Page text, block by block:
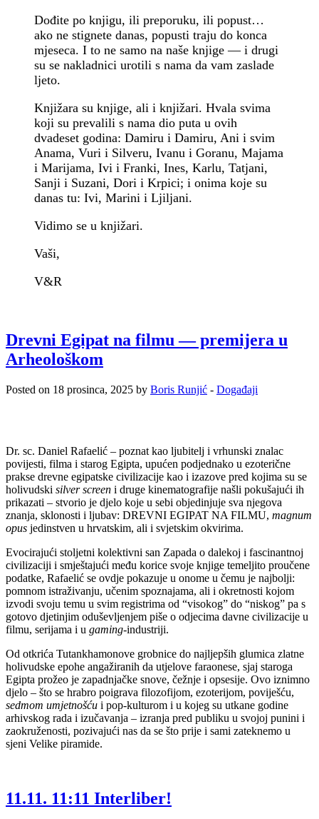
Dođite po knjigu, ili preporuku, ili popust…
ako ne stignete danas, popusti traju do konca
mjeseca. I to ne samo na naše knjige — i drugi
su se nakladnici urotili s nama da vam zaslade
ljeto.
Knjižara su knjige, ali i knjižari. Hvala svima
koji su prevalili s nama dio puta u ovih
dvadeset godina: Damiru i Damiru, Ani i svim
Anama, Vuri i Silveru, Ivanu i Goranu, Majama
i Marijama, Ivi i Franki, Ines, Karlu, Tatjani,
Sanji i Suzani, Dori i Krpici; i onima koje su
danas tu: Ivi, Marini i Ljiljani.
Vidimo se u knjižari.
Vaši,
V&R
Drevni Egipat na filmu — premijera u
Arheološkom
Posted on 18 prosinca, 2025 by Boris Runjić - Događaji
Dr. sc. Daniel Rafaelić – poznat kao ljubitelj i vrhunski znalac
povijesti, filma i starog Egipta, upućen podjednako u ezoterične
prakse drevne egipatske civilizacije kao i izazove pred kojima su se
holivudski silver screen i druge kinematografije našli pokušajući ih
prikazati – stvorio je djelo koje u sebi objedinjuje sva njegova
znanja, sklonosti i ljubav: DREVNI EGIPAT NA FILMU, magnum
opus jedinstven u hrvatskim, ali i svjetskim okvirima.
Evocirajući stoljetni kolektivni san Zapada o dalekoj i fascinantnoj
civilizaciji i smještajući među korice svoje knjige temeljito proučene
podatke, Rafaelić se ovdje pokazuje u onome u čemu je najbolji:
pomnom istraživanju, učenim spoznajama, ali i okretnosti kojom
izvodi svoju temu u svim registrima od “visokog” do “niskog” pa s
gotovo djetinjim oduševljenjem piše o odjecima davne civilizacije u
filmu, serijama i u gaming-industriji.
Od otkrića Tutankhamonove grobnice do najljepših glumica zlatne
holivudske epohe angažiranih da utjelove faraonese, sjaj staroga
Egipta prožeo je zapadnjačke snove, čežnje i opsesije. Ovo iznimno
djelo – što se hrabro poigrava filozofijom, ezoterijom, poviješću,
sedmom umjetnošću i pop-kulturom i u kojeg su utkane godine
arhivskog rada i izučavanja – izranja pred publiku u svojoj punini i
zaokruženosti, pozivajući nas da se što prije i sami zateknemo u
sjeni Velike piramide.
11.11. 11:11 Interliber!